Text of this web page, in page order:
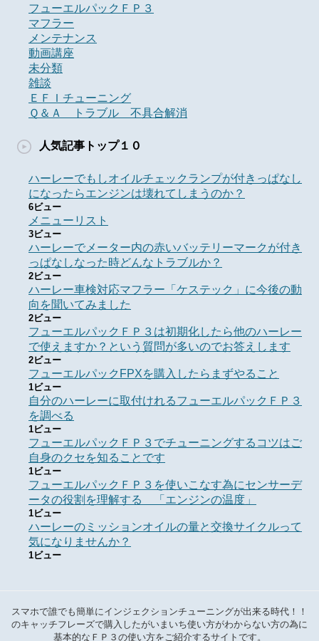
フューエルパックＦＰ３
マフラー
メンテナンス
動画講座
未分類
雑談
ＥＦＩチューニング
Ｑ＆Ａ トラブル 不具合解消
人気記事トップ１０
ハーレーでもしオイルチェックランプが付きっぱなし
になったらエンジンは壊れてしまうのか？
6ビュー
メニューリスト
3ビュー
ハーレーでメーター内の赤いバッテリーマークが付き
っぱなしなった時どんなトラブルか？
2ビュー
ハーレー車検対応マフラー「ケステック」に今後の動
向を聞いてみました
2ビュー
フューエルパックＦＰ３は初期化したら他のハーレー
で使えますか？という質問が多いのでお答えします
2ビュー
フューエルパックFPXを購入したらまずやること
1ビュー
自分のハーレーに取付けれるフューエルパックＦＰ３
を調べる
1ビュー
フューエルパックＦＰ３でチューニングするコツはご
自身のクセを知ることです
1ビュー
フューエルパックＦＰ３を使いこなす為にセンサーデ
ータの役割を理解する 「エンジンの温度」
1ビュー
ハーレーのミッションオイルの量と交換サイクルって
気になりませんか？
1ビュー
スマホで誰でも簡単にインジェクションチューニングが出来る時代！！
のキャッチフレーズで購入したがいまいち使い方がわからない方の為に
基本的なＦＰ３の使い方をご紹介するサイトです。